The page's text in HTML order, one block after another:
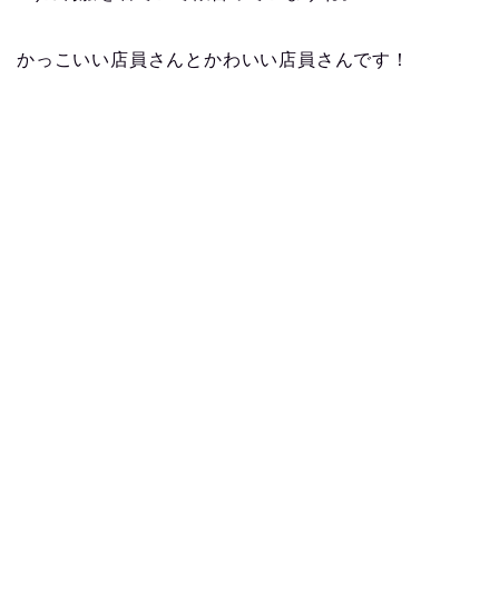
かっこいい店員さんとかわいい店員さんです！